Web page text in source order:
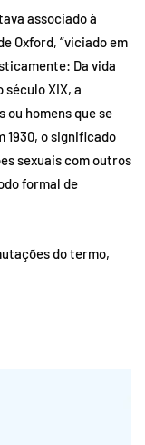
associado à
Oxford, “viciado em
Da vida
XIX, a
homens que se
1930, o significado
sexuais com outros
formal de
do termo,